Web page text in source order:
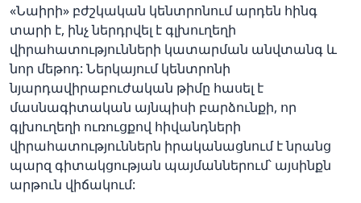
«Նաիրի» բժշկական կենտրոնում արդեն հինգ
տարի է, ինչ ներդրվել է գլխուղեղի
վիրահատությունների կատարման անվտանգ և
նոր մեթոդ: Ներկայում կենտրոնի
նյարդավիրաբուժական թիմը հասել է
մասնագիտական այնպիսի բարձունքի, որ
գլխուղեղի ուռուցքով հիվանդների
վիրահատություններն իրականացնում է նրանց
պարզ գիտակցության պայմաններում՝ այսինքն
արթուն վիճակում: